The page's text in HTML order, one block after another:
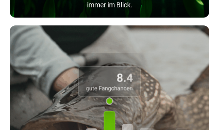
immer im Blick.